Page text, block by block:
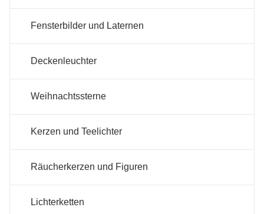
Fensterbilder und Laternen
Deckenleuchter
Weihnachtssterne
Kerzen und Teelichter
Räucherkerzen und Figuren
Lichterketten